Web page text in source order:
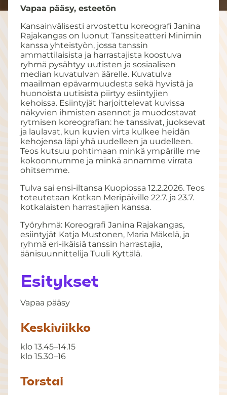
Vapaa pääsy, esteetön
Kansainvälisesti arvostettu koreografi Janina
Rajakangas on luonut Tanssiteatteri Minimin
kanssa yhteistyön, jossa tanssin
ammattilaisista ja harrastajista koostuva
ryhmä pysähtyy uutisten ja sosiaalisen
median kuvatulvan äärelle. Kuvatulva
maailman epävarmuudesta sekä hyvistä ja
huonoista uutisista piirtyy esiintyjien
kehoissa. Esiintyjät harjoittelevat kuvissa
näkyvien ihmisten asennot ja muodostavat
rytmisen koreografian: he tanssivat, juoksevat
ja laulavat, kun kuvien virta kulkee heidän
kehojensa läpi yhä uudelleen ja uudelleen.
Teos kutsuu pohtimaan minkä ympärille me
kokoonnumme ja minkä annamme virrata
ohitsemme.
Tulva sai ensi-iltansa Kuopiossa 12.2.2026. Teos
toteutetaan Kotkan Meripäiville 22.7. ja 23.7.
kotkalaisten harrastajien kanssa.
Työryhmä: Koreografi Janina Rajakangas,
esiintyjät Katja Mustonen, Maria Mäkelä, ja
ryhmä eri-ikäisiä tanssin harrastajia,
äänisuunnittelija Tuuli Kyttälä.
Esitykset
Vapaa pääsy
Keskiviikko
klo 13.45–14.15
klo 15.30–16
Torstai